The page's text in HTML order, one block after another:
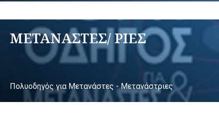
ΜΕΤΑΝΑΣΤΕΣ/ ΡΙΕΣ
Πολυοδηγός για Μετανάστες - Μετανάστριες